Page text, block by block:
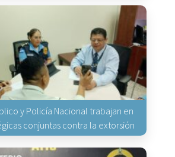
y Policía Nacional trabajan en
conjuntas contra la extorsión